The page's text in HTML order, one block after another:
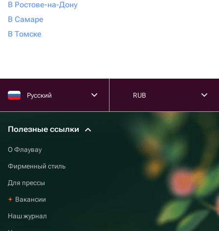
В Ростове-на-Дону
В Самаре
В Томске
Русский RUB
Полезные ссылки
О Флаувау
Фирменный стиль
Для прессы
Вакансии
Наш журнал